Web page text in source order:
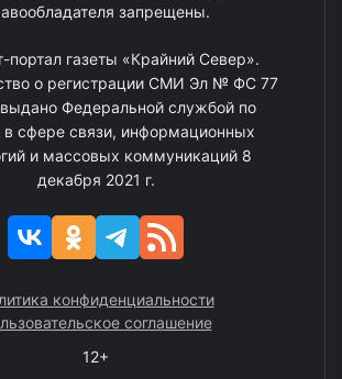
запрещены.
портал газеты «Крайний Север».
о регистрации СМИ Эл № ФС 77
Федеральной службой по
в сфере связи, информационных
и массовых коммуникаций 8
декабря 2021 г.
конфиденциальности
соглашение
12+